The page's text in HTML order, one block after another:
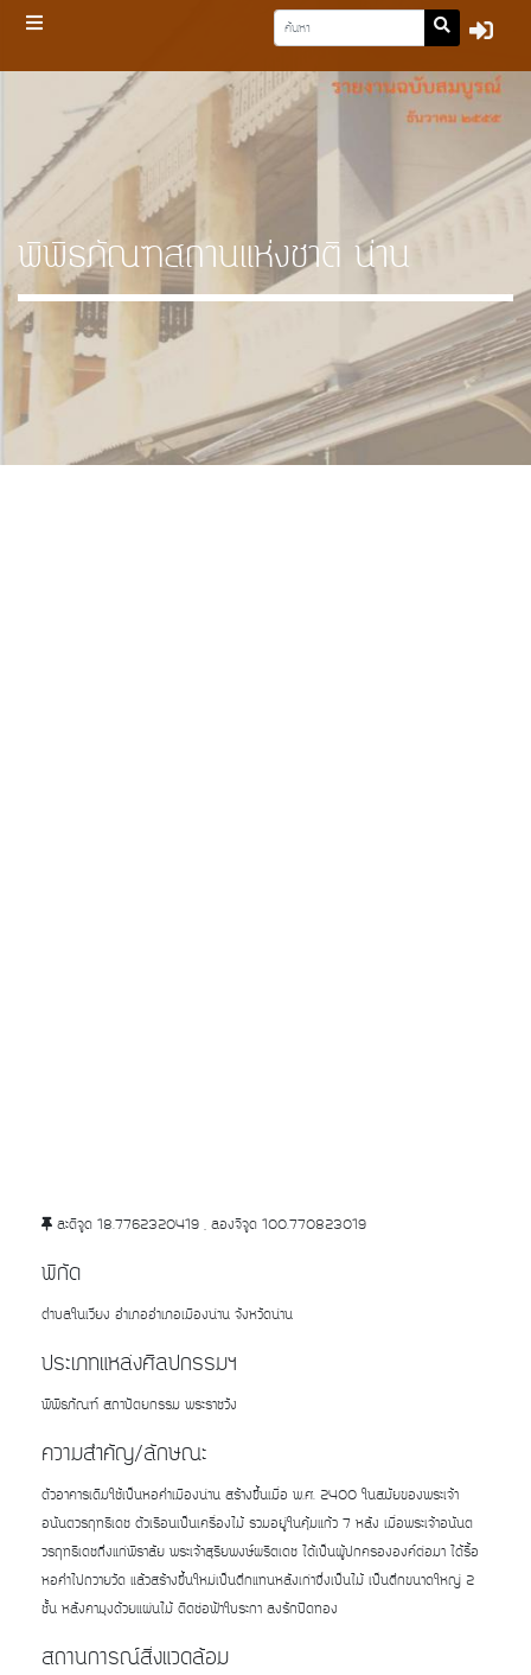
พิพิธภัณฑสถานแห่งชาติ น่าน
ละติจูด 18.7762320419 , ลองจิจูด 100.770823019
พิกัด
ตำบลในเวียง อำเภออำเภอเมืองน่าน จังหวัดน่าน
ประเภทแหล่งศิลปกรรมฯ
พิพิธภัณฑ์ สถาปัตยกรรม พระราชวัง
ความสำคัญ/ลักษณะ
ตัวอาคารเดิมใช้เป็นหอคำเมืองน่าน สร้างขึ้นเมื่อ พ.ศ. 2400 ในสมัยของพระเจ้า
อนันตวรฤทธิเดช ตัวเรือนเป็นเครื่องไม้ รวมอยู่ในคุ้มแก้ว 7 หลัง เมื่อพระเจ้าอนันต
วรฤทธิเดชถึงแก่พิราลัย พระเจ้าสุริยพงษ์ผริตเดช ได้เป็นผู้ปกครององค์ต่อมา ได้รื้อ
หอคำไปถวายวัด แล้วสร้างขึ้นใหม่เป็นตึกแทนหลังเก่าซึ่งเป็นไม้ เป็นตึกขนาดใหญ่ 2
ชั้น หลังคามุงด้วยแผ่นไม้ ติดช่อฟ้าใบระกา ลงรักปิดทอง
สถานการณ์สิ่งแวดล้อม